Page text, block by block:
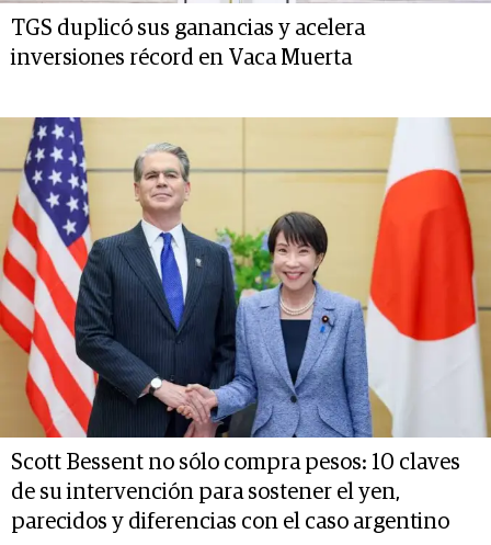
TGS duplicó sus ganancias y acelera
inversiones récord en Vaca Muerta
Scott Bessent no sólo compra pesos: 10 claves
de su intervención para sostener el yen,
parecidos y diferencias con el caso argentino